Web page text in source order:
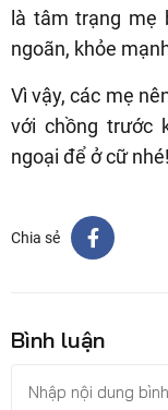
là tâm trạng mẹ
ngoãn, khỏe
Vì vậy, các mẹ
với chồng trước
ngoại để ở cữ nhé!
Chia sẻ
Bình luận